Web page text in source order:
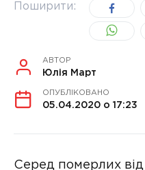
УКРАЇНА
Поширити:
АВТОР
Юлія Март
ОПУБЛІКОВАНО
05.04.2020 о 17:23
Серед померлих від